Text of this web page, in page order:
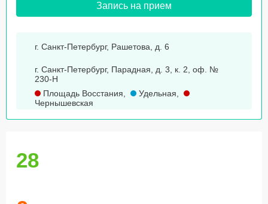
Запись на прием
г. Санкт-Петербург, Рашетова, д. 6
г. Санкт-Петербург, Парадная, д. 3, к. 2, оф. №
230-Н
Площадь Восстания, Удельная,
Чернышевская
28